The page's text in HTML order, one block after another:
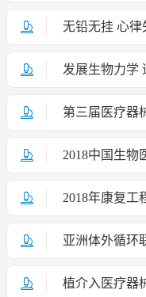
无铅无挂 心
第三届医疗器